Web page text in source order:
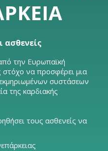
ασθενείς
την Ευρωπαϊκή
στόχο να προσφέρει μια
συστάσεων
της καρδιακής
τους ασθενείς να